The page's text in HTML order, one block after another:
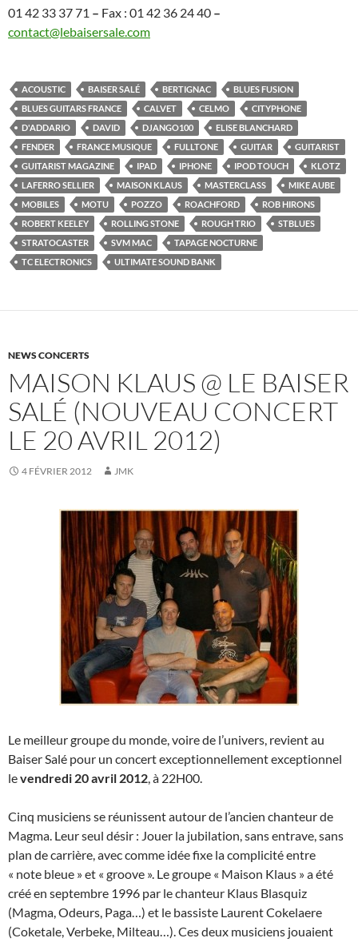
01 42 33 37 71 – Fax : 01 42 36 24 40 –
contact@lebaisersale.com
ACOUSTIC BAISER SALÉ BERTIGNAC
BLUES FUSION
BLUES GUITARS FRANCE
CALVET CELMO
CITYPHONE
D'ADDARIO
DAVID DJANGO100
ELISE BLANCHARD
FENDER
FRANCE MUSIQUE FULLTONE GUITAR
GUITARIST
GUITARIST MAGAZINE
IPAD IPHONE IPOD TOUCH
KLOTZ
LAFERRO SELLIER
MAISON KLAUS MASTERCLASS
MIKE AUBE
MOBILES
MOTU POZZO ROACHFORD
ROB HIRONS
ROBERT KEELEY
ROLLING STONE ROUGH TRIO
STBLUES
STRATOCASTER
SVM MAC
TAPAGE NOCTURNE
TC ELECTRONICS
ULTIMATE SOUND BANK
NEWS CONCERTS
MAISON KLAUS @ LE BAISER
SALÉ (NOUVEAU CONCERT
LE 20 AVRIL 2012)
4 FÉVRIER 2012 JMK
Le meilleur groupe du monde, voire de l’univers, revient au
Baiser Salé pour un concert exceptionnellement exceptionnel
levendredi 20 avril 2012, à 22H00.
Cinq musiciens se réunissent autour de l’ancien chanteur de
Magma. Leur seul désir : Jouer la jubilation, sans entrave, sans
plan de carrière, avec comme idée fixe la complicité entre
« note bleue » et « groove ». Le groupe « Maison Klaus » a été
créé en septembre 1996 par le chanteur Klaus Blasquiz
(Magma, Odeurs, Paga…) et le bassiste Laurent Cokelaere
(Coketale, Verbeke, Milteau…). Ces deux musiciens jouaient